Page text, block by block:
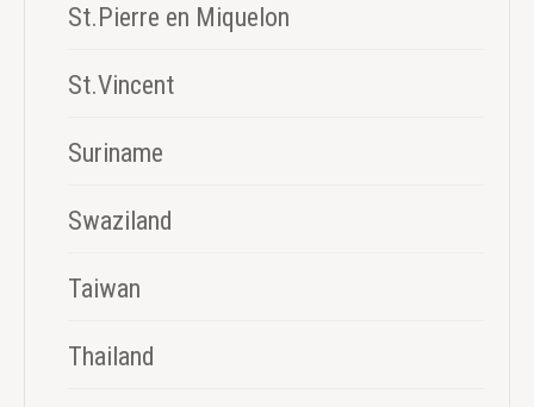
St.Pierre en Miquelon
St.Vincent
Suriname
Swaziland
Taiwan
Thailand